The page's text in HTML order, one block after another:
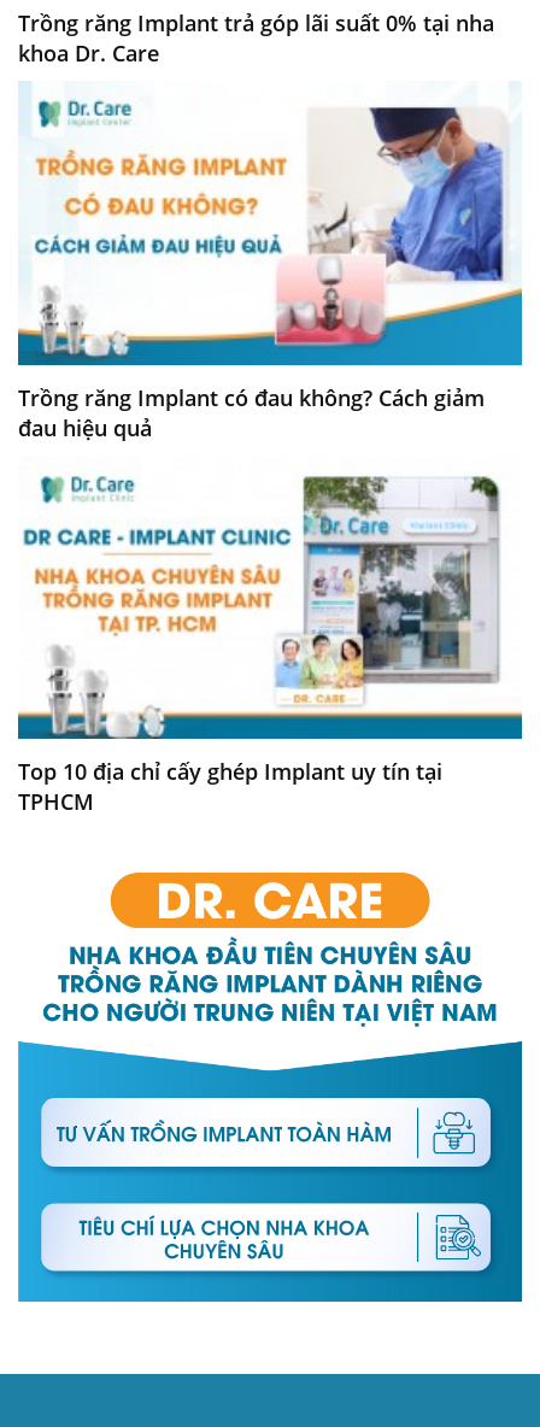
Trồng răng Implant trả góp lãi suất 0% tại nha
khoa Dr. Care
Trồng răng Implant có đau không? Cách giảm
đau hiệu quả
Top 10 địa chỉ cấy ghép Implant uy tín tại
TPHCM